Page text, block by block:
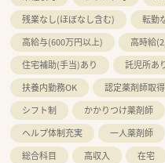
残業なし(ほぼなし含む)
転勤
高給与(600万円以上)
高時給
住宅補助(手当)あり
託児所あ
扶養内勤務OK
認定薬剤師取
シフト制
かかりつけ薬剤師
ヘルプ体制充実
一人薬剤師
総合科目
高収入 在宅